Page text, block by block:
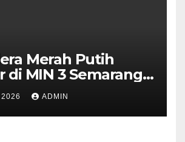
Merah Putih
di MIN 3 Semarang,
Desa
Peringatan
Kemerdekaan RI
ADMIN